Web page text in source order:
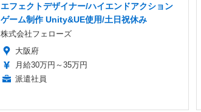
エフェクトデザイナー/ハイエンドアクション
ゲーム制作 Unity&UE使用/土日祝休み
株式会社フェローズ
大阪府
月給30万円～35万円
派遣社員